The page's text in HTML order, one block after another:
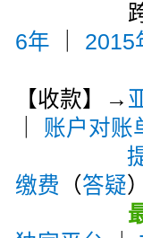
跨境电
6年
2015
【收款】→
账户对账
缴费 （答疑